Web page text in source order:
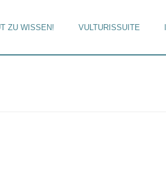
ZU WISSEN! VULTURISSUITE